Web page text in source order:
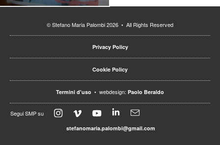
© Stefano Maria Palombi 2026 • All Rights Reserved
Privacy Policy
Cookie Policy
Termini d'uso • webdesign: Paolo Beraldo
Segui SMP su
stefanomaria.palombi@gmail.com